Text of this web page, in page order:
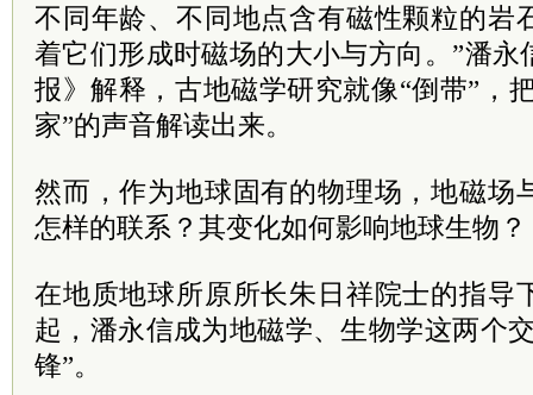
不同年龄、不同地点含有磁性颗粒的岩
着它们形成时磁场的大小与方向。”潘
报》解释，古地磁学研究就像“倒带”，
家”的声音解读出来。
然而，作为地球固有的物理场，地磁场
怎样的联系？其变化如何影响地球生物？
在地质地球所原所长朱日祥院士的指导
起，潘永信成为地磁学、生物学这两个
锋”。